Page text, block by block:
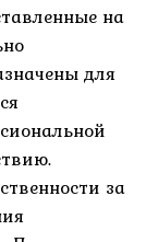
на
для
за